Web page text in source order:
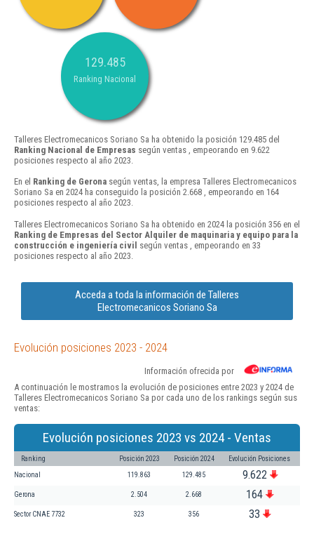
129.485
Ranking Nacional
Talleres Electromecanicos Soriano Sa ha obtenido la posición 129.485 del
Ranking Nacional de Empresas según ventas , empeorando en 9.622
posiciones respecto al año 2023.
En el Ranking de Gerona según ventas, la empresa Talleres Electromecanicos
Soriano Sa en 2024 ha conseguido la posición 2.668 , empeorando en 164
posiciones respecto al año 2023.
Talleres Electromecanicos Soriano Sa ha obtenido en 2024 la posición 356 en el
Ranking de Empresas del Sector Alquiler de maquinaria y equipo para la
construcción e ingeniería civil según ventas , empeorando en 33
posiciones respecto al año 2023.
Acceda a toda la información de Talleres
Electromecanicos Soriano Sa
Evolución posiciones 2023 - 2024
Información ofrecida por
A continuación le mostramos la evolución de posiciones entre 2023 y 2024 de
Talleres Electromecanicos Soriano Sa por cada uno de los rankings según sus
ventas:
Evolución posiciones 2023 vs 2024 - Ventas
Ranking Posición 2023 Posición 2024 Evolución Posiciones
Nacional 119.863 129.485 9.622
Gerona 2.504 2.668 164
Sector CNAE 7732 323 356 33